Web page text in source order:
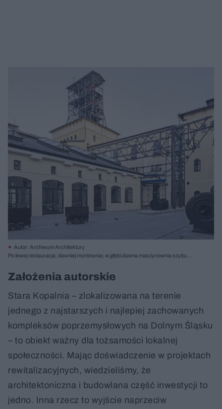
Autor: Archiwum Architektury
Po lewej restauracja, dawniej montownia; w głębi dawna maszynownia szybu
Założenia autorskie
Stara Kopalnia – zlokalizowana na terenie
jednego z najstarszych i najlepiej zachowanych
kompleksów poprzemysłowych na Dolnym Śląsku
– to obiekt ważny dla tożsamości lokalnej
społeczności. Mając doświadczenie w projektach
rewitalizacyjnych, wiedzieliśmy, że
architektoniczna i budowlana część inwestycji to
jedno. Inna rzecz to wyjście naprzeciw